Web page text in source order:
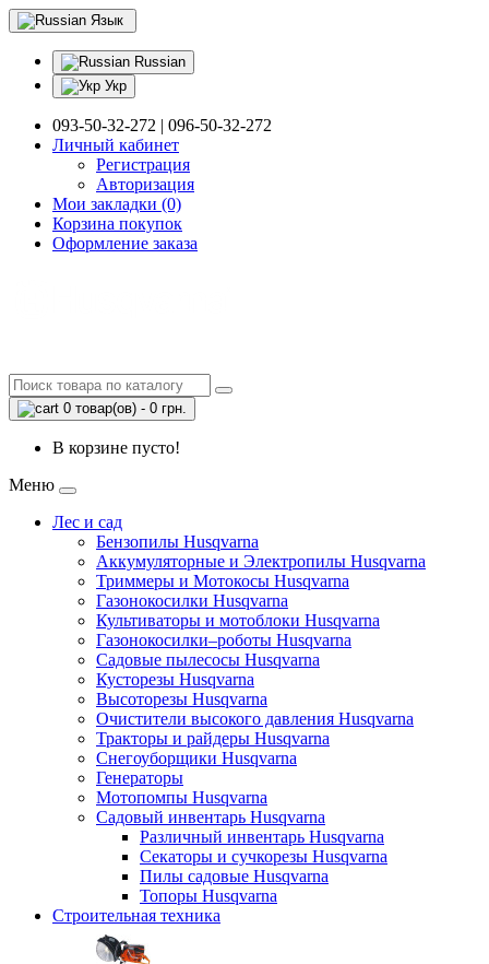
Язык
Russian
Укр
093-50-32-272 | 096-50-32-272
Личный кабинет
Регистрация
Авторизация
Мои закладки (0)
Корзина покупок
Оформление заказа
0 товар(ов) - 0 грн.
В корзине пусто!
Меню
Лес и сад
Бензопилы Husqvarna
Аккумуляторные и Электропилы Нusqvarna
Триммеры и Мотокосы Нusqvarna
Газонокосилки Husqvarna
Культиваторы и мотоблоки Husqvarna
Газонокосилки–роботы Husqvarna
Садовые пылесосы Husqvarna
Кусторезы Husqvarna
Высоторезы Husqvarna
Очистители высокого давления Husqvarna
Тракторы и райдеры Husqvarna
Снегоуборщики Husqvarna
Генераторы
Мотопомпы Husqvarna
Садовый инвентарь Husqvarna
Различный инвентарь Husqvarna
Секаторы и сучкорезы Husqvarna
Пилы садовые Husqvarna
Топоры Husqvarna
Строительная техника